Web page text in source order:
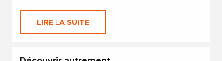
LIRE LA SUITE